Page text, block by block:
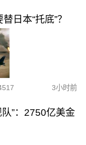
日本“托底”？
3小时前
”：2750亿美金